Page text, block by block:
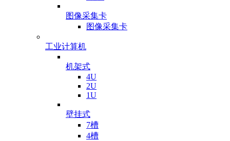
图像采集卡
图像采集卡
工业计算机
机架式
4U
2U
1U
壁挂式
7槽
4槽